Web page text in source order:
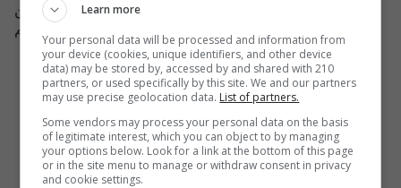
ما هر 45 روز یکبار نام دامنه را عوض می کنیم، تا از بلوکه شدن
Popular Articles
Learn more
Your personal data will be processed and information from
your device (cookies, unique identifiers, and other device
data) may be stored by, accessed by and shared with 210
partners, or used specifically by this site. We and our partners
may use precise geolocation data. List of partners.
Some vendors may process your personal data on the basis
of legitimate interest, which you can object to by managing
your options below. Look for a link at the bottom of this page
or in the site menu to manage or withdraw consent in privacy
and cookie settings.